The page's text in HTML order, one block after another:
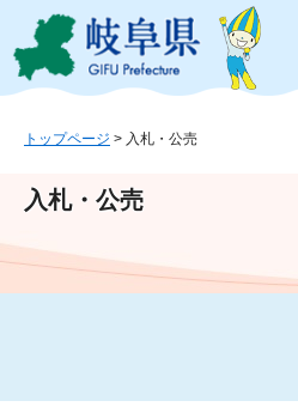
ジ
ュ
文
このページの
トップページ > 入札・公売
入札・公売